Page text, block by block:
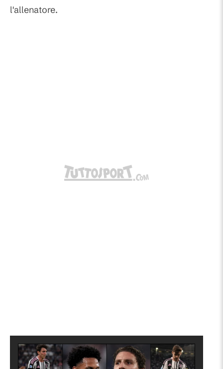
l'allenatore.